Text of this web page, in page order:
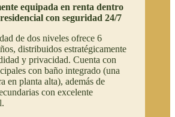
equipada en renta dentro
con seguridad 24/7
de dos niveles ofrece 6
distribuidos estratégicamente
y privacidad. Cuenta con
con baño integrado (una
en planta alta), además de
con excelente